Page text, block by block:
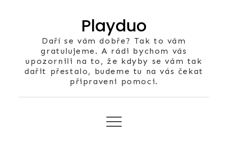
Playduo
Daří se vám dobře? Tak to vám
gratulujeme. A rádi bychom vás
upozornili na to, že kdyby se vám tak
dařit přestalo, budeme tu na vás čekat
připraveni pomoci.